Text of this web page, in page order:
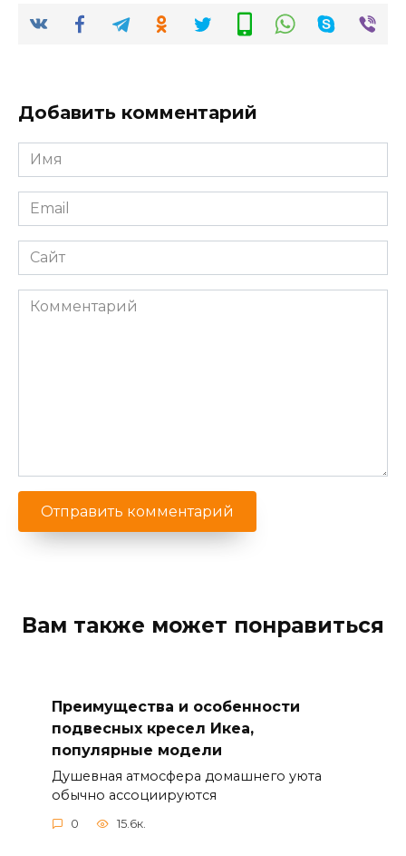
Добавить комментарий
Имя
*
Email
*
Сайт
Комментарий
Вам также может понравиться
Преимущества и особенности
подвесных кресел Икеа,
популярные модели
Душевная атмосфера домашнего уюта
обычно ассоциируются
0 15.6к.